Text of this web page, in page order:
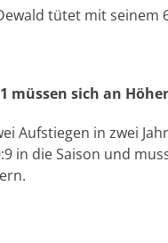
tütet mit seinem
müssen sich an
Aufstiegen in zwei
in die Saison und